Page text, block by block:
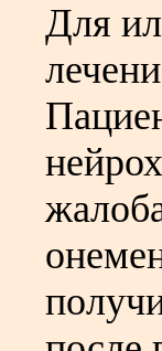
Для